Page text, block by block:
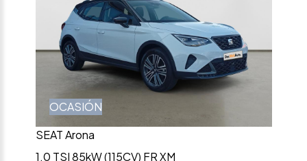
OCASIÓN
SEAT Arona
1.0 TSI 85kW (115CV) FR XM